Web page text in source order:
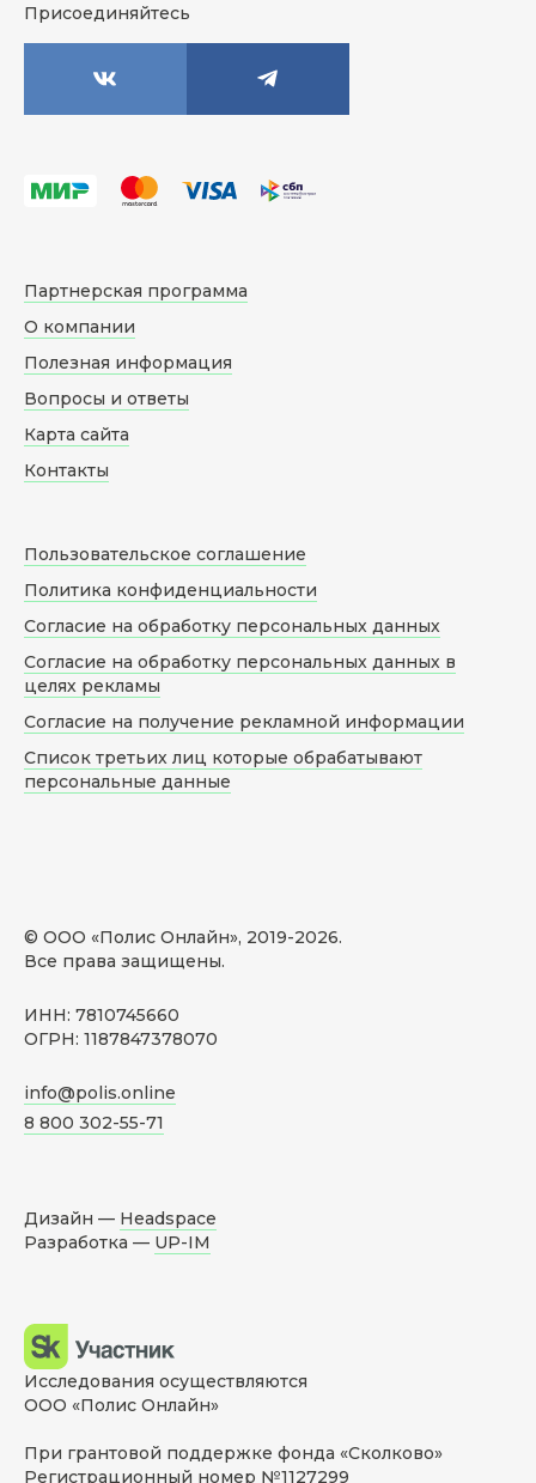
Присоединяйтесь
© ООО «Полис Онлайн», 2019-2026.
Все права защищены.
ИНН: 7810745660
ОГРН: 1187847378070
info@polis.online
8 800 302-55-71
Партнерская программа
О компании
Полезная информация
Вопросы и ответы
Карта сайта
Контакты
Пользовательское соглашение
Политика конфиденциальности
Согласие на обработку персональных данных
Согласие на обработку персональных данных в
целях рекламы
Согласие на получение рекламной информации
Список третьих лиц которые обрабатывают
персональные данные
Дизайн — Headspace
Разработка — UP-IM
Исследования осуществляются
ООО «Полис Онлайн»
При грантовой поддержке фонда «Сколково»
Регистрационный номер №1127299